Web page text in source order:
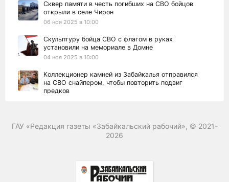
Сквер памяти в честь погибших на СВО бойцов
открыли в селе Чирон
06 ноя 2025 в 10:00
Скульптуру бойца СВО с флагом в руках
установили на мемориале в Домне
04 ноя 2025 в 10:00
Коллекционер камней из Забайкалья отправился
на СВО снайпером, чтобы повторить подвиг
предков
протезном центре и помогает бойцам с
Аллею славы в честь погибших на СВО
забайкальцев открыли в ДНР
27 окт 2025 в 10:00
ГАУ «Редакция газеты «Забайкальский рабочий», © 2021-
2026